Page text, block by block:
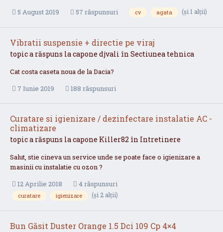
5 August 2019
57 răspunsuri cv agata (și 1 alții)
Vibratii suspensie + directie pe viraj
topic a răspuns lacapone djvali în Sectiunea tehnica
Cat costa caseta noua de la Dacia?
7 Iunie 2019
188 răspunsuri
Curatare si igienizare / dezinfectare instalatie AC -
climatizare
topic a răspuns lacapone Killer82 în Intretinere
Salut, stie cineva un service unde se poate face o igienizare a
masinii cu instalatie cu ozon ?
12 Aprilie 2018
4 răspunsuri
curatare igienizare (și 2 alții)
Bun Găsit Duster Orange 1.5 Dci 109 Cp 4×4